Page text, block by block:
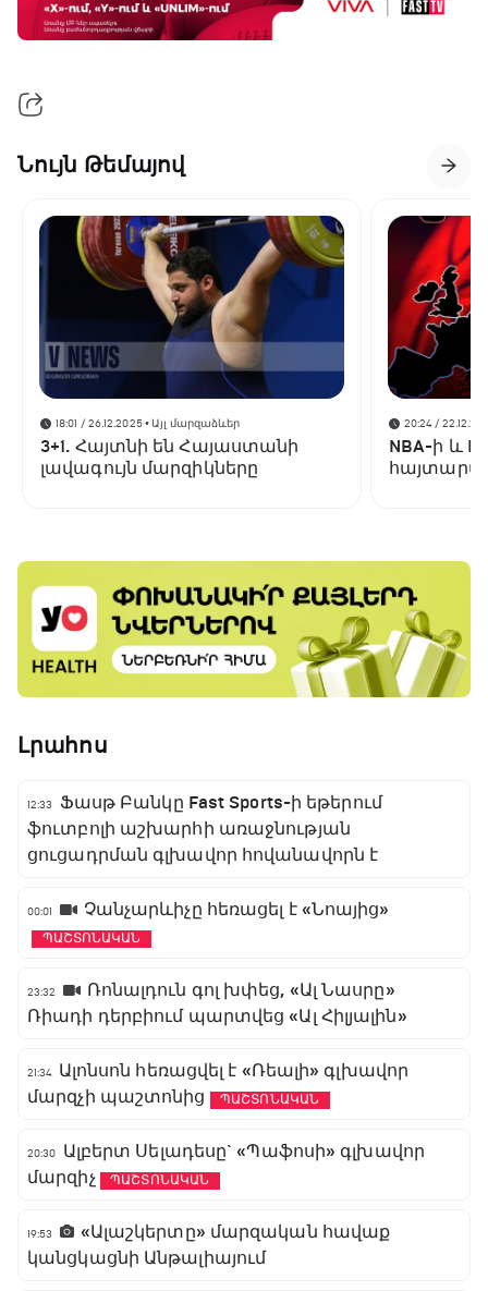
Նույն Թեմայով
18:01 / 26.12.2025• Այլ մարզաձևեր
3+1. Հայտնի են Հայաստանի
լավագույն մարզիկները
20:24 /
NBA-ի և
Լրահոս
12:33
Ֆասթ Բանկը Fast Sports-ի եթերում
ֆուտբոլի աշխարհի առաջնության
ցուցադրման գլխավոր հովանավորն է
00:01 Չանչարևիչը հեռացել է «Նոայից»
ՊԱՇՏՈՆԱԿԱՆ
23:32
Ռոնալդուն գոլ խփեց, «Ալ Նասրը»
Ռիադի դերբիում պարտվեց «Ալ Հիլյալին»
21:34 Ալոնսոն հեռացվել է «Ռեալի» գլխավոր
մարզչի պաշտոնից
ՊԱՇՏՈՆԱԿԱՆ
20:30
Ալբերտ Սելադեսը` «Պաֆոսի» գլխավոր
մարզիչ
ՊԱՇՏՈՆԱԿԱՆ
19:53
«Ալաշկերտը» մարզական հավաք
կանցկացնի Անթալիայում